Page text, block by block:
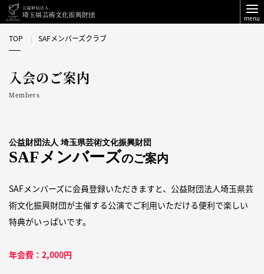
menu
TOP SAFメンバーズクラブ
入会のご案内
Members
公益財団法人 埼玉県芸術文化振興財団
SAFメンバーズのご案内
SAFメンバーズに会員登録いただきますと、公益財団法人埼玉県芸
術文化振興財団が主催する公演でご利用いただける便利で楽しい
特典がいっぱいです。
年会費：2,000円